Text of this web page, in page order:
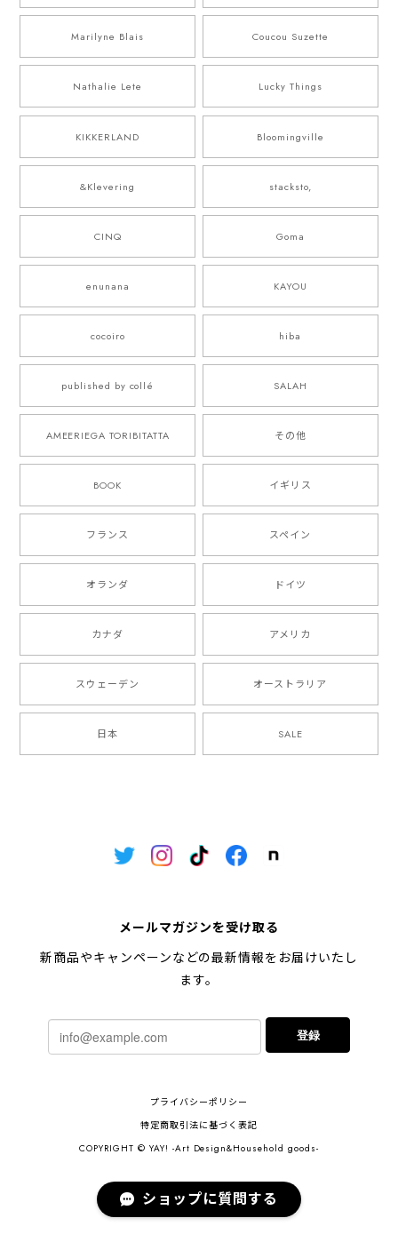
Marilyne Blais Coucou Suzette
Nathalie Lete Lucky Things
KIKKERLAND Bloomingville
&Klevering stacksto,
CINQ Goma
enunana KAYOU
cocoiro hiba
published by collé SALAH
AMEERIEGA TORIBITATTA その他
BOOK イギリス
フランス スペイン
オランダ ドイツ
カナダ アメリカ
スウェーデン オーストラリア
日本 SALE
メールマガジンを受け取る
新商品やキャンペーンなどの最新情報をお届けいたし
ます。
登録
プライバシーポリシー
特定商取引法に基づく表記
COPYRIGHT © YAY! -Art Design&Household goods-
ショップに質問する